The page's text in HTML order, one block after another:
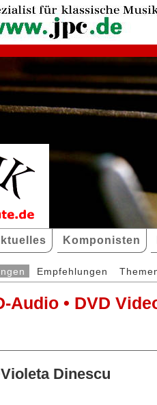
Komponisten
Empfehlungen
Audio • DVD
Dinescu